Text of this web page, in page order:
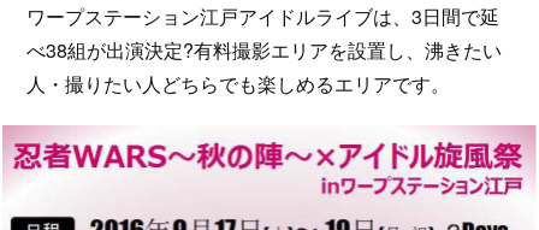
ワープステーション江戸アイドルライブは、3日間で延
べ38組が出演決定?有料撮影エリアを設置し、沸きたい
人・撮りたい人どちらでも楽しめるエリアです。